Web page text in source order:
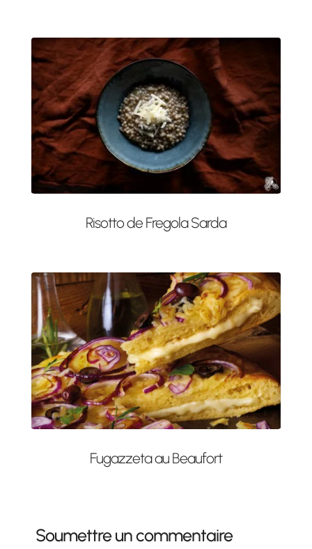
Risotto de Fregola Sarda
Fugazzeta au Beaufort
Soumettre un commentaire